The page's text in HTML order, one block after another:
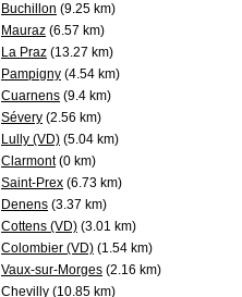
Buchillon (9.25 km)
Mauraz (6.57 km)
La Praz (13.27 km)
Pampigny (4.54 km)
Cuarnens (9.4 km)
Sévery (2.56 km)
Lully (VD) (5.04 km)
Clarmont(0 km)
Saint-Prex (6.73 km)
Denens (3.37 km)
Cottens (VD) (3.01 km)
Colombier (VD) (1.54 km)
Vaux-sur-Morges (2.16 km)
Chevilly (10.85 km)